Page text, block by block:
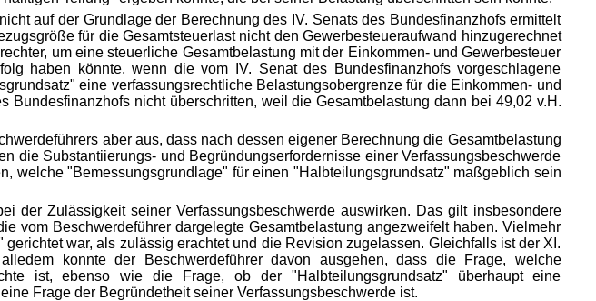
auf der Grundlage der Berechnung des IV. Senats des Bundesfinanzhofs ermittelt
für die Gesamtsteuerlast nicht den Gewerbesteueraufwand hinzugerechnet
um eine steuerliche Gesamtbelastung mit der Einkommen- und Gewerbesteuer
haben könnte, wenn die vom IV. Senat des Bundesfinanzhofs vorgeschlagene
eine verfassungsrechtliche Belastungsobergrenze für die Einkommen- und
nicht überschritten, weil die Gesamtbelastung dann bei 49,02 v.H.
aber aus, dass nach dessen eigener Berechnung die Gesamtbelastung
die Substantiierungs- und Begründungserfordernisse einer Verfassungsbeschwerde
welche "Bemessungsgrundlage" für einen "Halbteilungsgrundsatz" maßgeblich sein
der Zulässigkeit seiner Verfassungsbeschwerde auswirken. Das gilt insbesondere
vom Beschwerdeführer dargelegte Gesamtbelastung angezweifelt haben. Vielmehr
war, als zulässig erachtet und die Revision zugelassen. Gleichfalls ist der XI.
konnte der Beschwerdeführer davon ausgehen, dass die Frage, welche
ist, ebenso wie die Frage, ob der "Halbteilungsgrundsatz" überhaupt eine
Frage der Begründetheit seiner Verfassungsbeschwerde ist.